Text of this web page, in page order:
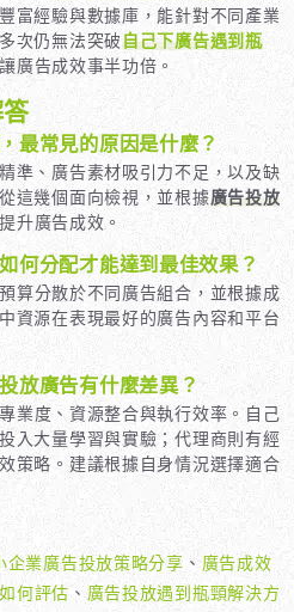
富經驗與數據庫，能針對不同產業
次仍無法突破 自己下廣告遇到瓶
廣告成效事半功倍。
最常見的原因是什麼？
準、廣告素材吸引力不足，以及缺
這幾個面向檢視，並根據廣告投放
升廣告成效。
何分配才能達到最佳效果？
算分散於不同廣告組合，並根據成
資源在表現最好的廣告內容和平台
放廣告有什麼差異？
業度、資源整合與執行效率。自己
入大量學習與實驗；代理商則有經
策略。建議根據自身情況選擇適合
企業廣告投放策略分享 、 廣告成效
何評估 、 廣告投放遇到瓶頸解決方